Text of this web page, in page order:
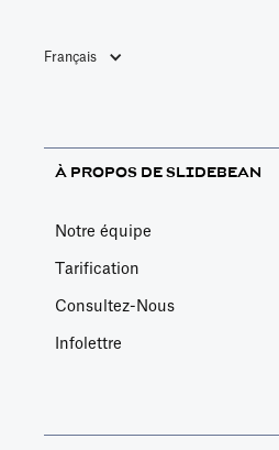
Français
À PROPOS DE SLIDEBEAN
Notre équipe
Tarification
Consultez-Nous
Infolettre